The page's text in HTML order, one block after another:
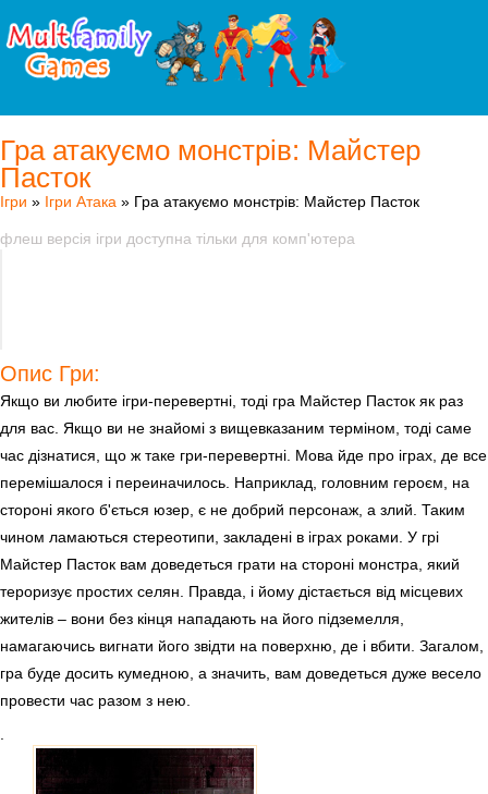
Гра атакуємо монстрів: Майстер
Пасток
Ігри » Ігри Атака » Гра атакуємо монстрів: Майстер Пасток
флеш версія ігри доступна тільки для комп'ютера
Опис Гри:
Якщо ви любите ігри-перевертні, тоді гра Майстер Пасток як раз
для вас. Якщо ви не знайомі з вищевказаним терміном, тоді саме
час дізнатися, що ж таке гри-перевертні. Мова йде про іграх, де все
перемішалося і переиначилось. Наприклад, головним героєм, на
стороні якого б'ється юзер, є не добрий персонаж, а злий. Таким
чином ламаються стереотипи, закладені в іграх роками. У грі
Майстер Пасток вам доведеться грати на стороні монстра, який
тероризує простих селян. Правда, і йому дістається від місцевих
жителів – вони без кінця нападають на його підземелля,
намагаючись вигнати його звідти на поверхню, де і вбити. Загалом,
гра буде досить кумедною, а значить, вам доведеться дуже весело
провести час разом з нею.